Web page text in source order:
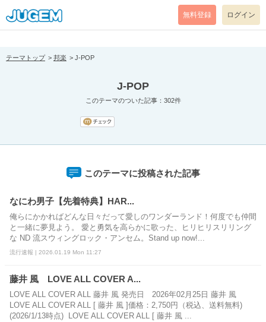
[pear_error: message="Success" code=0 mode=return level=notice
prefix="" info=""]
無料登録 ログイン
テーマトップ 邦楽 J-POP
J-POP
このテーマのついた記事：302件
このテーマに投稿された記事
なにわ男子【先着特典】HAR...
俺らにかかればどんな日々だって愛しのワンダーランド！何度でも仲間
と一緒に夢見よう。 愛と勇気を高らかに歌った、ヒリヒリスリリング
な ND 流スウィングロック・アンセム。Stand up now!...
流行速報 | 2026.01.19 Mon 11:27
藤井 風 LOVE ALL COVER A...
LOVE ALL COVER ALL 藤井 風 発売日 2026年02月25日 藤井 風
LOVE ALL COVER ALL [ 藤井 風 ]価格：2,750円（税込、送料無料)
(2026/1/13時点) LOVE ALL COVER ALL [ 藤井 風 ...